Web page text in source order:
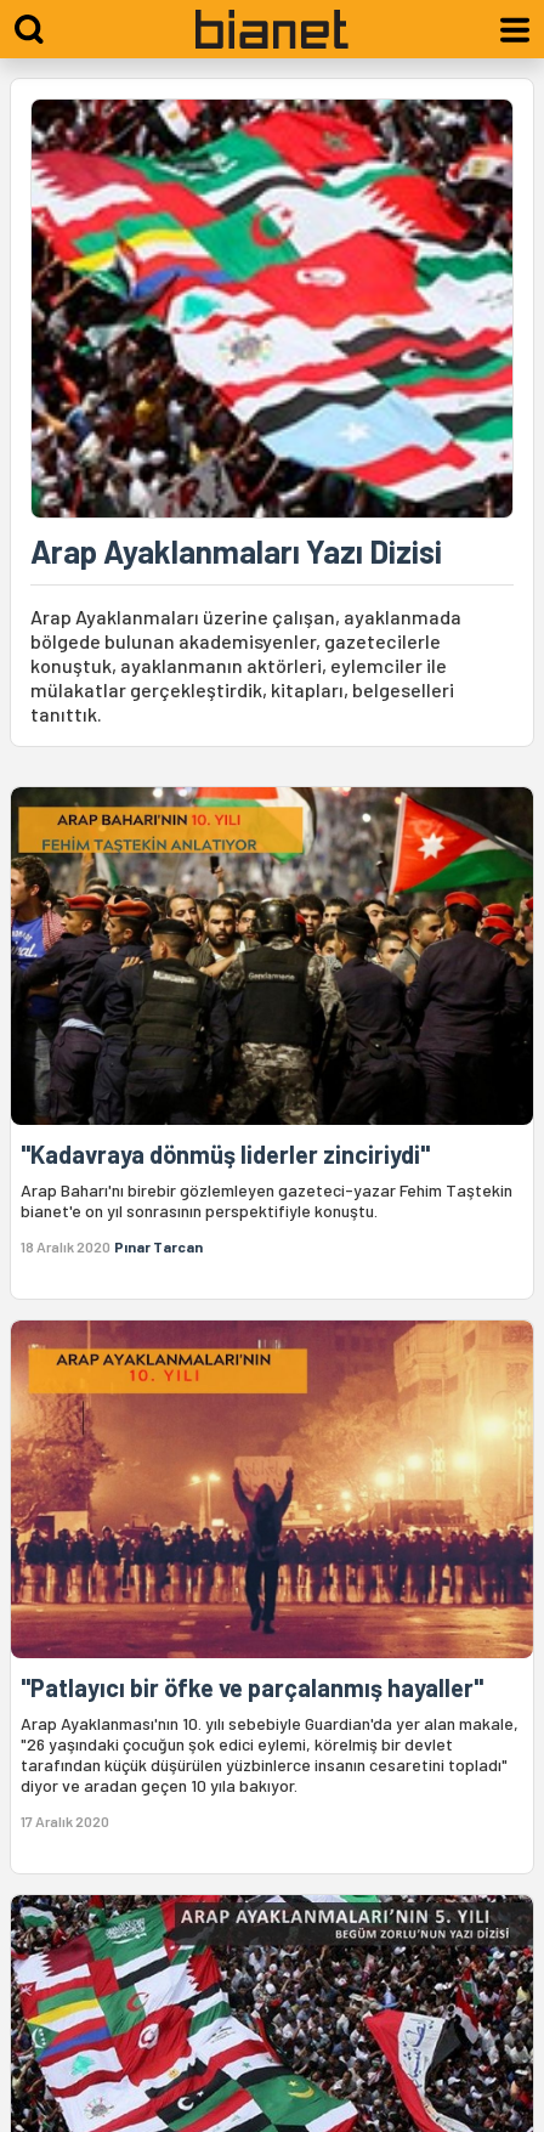
Arap Ayaklanmaları Yazı Dizisi
Arap Ayaklanmaları üzerine çalışan, ayaklanmada
bölgede bulunan akademisyenler, gazetecilerle
konuştuk, ayaklanmanın aktörleri, eylemciler ile
mülakatlar gerçekleştirdik, kitapları, belgeselleri
tanıttık.
"Kadavraya dönmüş liderler zinciriydi"
Arap Baharı'nı birebir gözlemleyen gazeteci-yazar Fehim Taştekin
bianet'e on yıl sonrasının perspektifiyle konuştu.
18 Aralık 2020 Pınar Tarcan
"Patlayıcı bir öfke ve parçalanmış hayaller"
Arap Ayaklanması'nın 10. yılı sebebiyle Guardian'da yer alan makale,
"26 yaşındaki çocuğun şok edici eylemi, körelmiş bir devlet
tarafından küçük düşürülen yüzbinlerce insanın cesaretini topladı"
diyor ve aradan geçen 10 yıla bakıyor.
17 Aralık 2020